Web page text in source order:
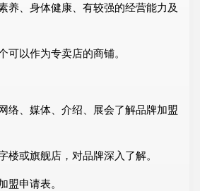
养、身体健康、有较强的经营能力及
可以作为专卖店的商铺。
络、媒体、介绍、展会了解品牌加盟
楼或旗舰店，对品牌深入了解。
盟申请表。